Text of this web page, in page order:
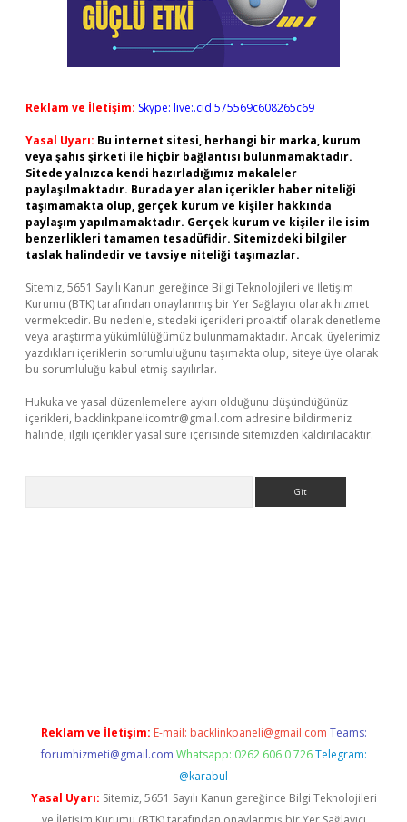
Reklam ve İletişim: Skype: live:.cid.575569c608265c69
Yasal Uyarı: Bu internet sitesi, herhangi bir marka, kurum
veya şahıs şirketi ile hiçbir bağlantısı bulunmamaktadır.
Sitede yalnızca kendi hazırladığımız makaleler
paylaşılmaktadır. Burada yer alan içerikler haber niteliği
taşımamakta olup, gerçek kurum ve kişiler hakkında
paylaşım yapılmamaktadır. Gerçek kurum ve kişiler ile isim
benzerlikleri tamamen tesadüfidir. Sitemizdeki bilgiler
taslak halindedir ve tavsiye niteliği taşımazlar.
Sitemiz, 5651 Sayılı Kanun gereğince Bilgi Teknolojileri ve İletişim
Kurumu (BTK) tarafından onaylanmış bir Yer Sağlayıcı olarak hizmet
vermektedir. Bu nedenle, sitedeki içerikleri proaktif olarak denetleme
veya araştırma yükümlülüğümüz bulunmamaktadır. Ancak, üyelerimiz
yazdıkları içeriklerin sorumluluğunu taşımakta olup, siteye üye olarak
bu sorumluluğu kabul etmiş sayılırlar.
Hukuka ve yasal düzenlemelere aykırı olduğunu düşündüğünüz
içerikleri, backlinkpanelicomtr@gmail.com adresine bildirmeniz
halinde, ilgili içerikler yasal süre içerisinde sitemizden kaldırılacaktır.
Reklam ve İletişim: E-mail: backlinkpaneli@gmail.com Teams:
forumhizmeti@gmail.com Whatsapp: 0262 606 0 726 Telegram:
@karabul
Yasal Uyarı: Sitemiz, 5651 Sayılı Kanun gereğince Bilgi Teknolojileri